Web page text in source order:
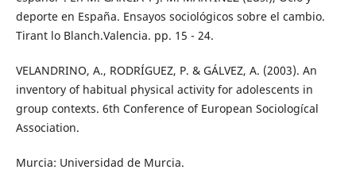
deporte en España. Ensayos sociológicos sobre el cambio.
Tirant lo Blanch.Valencia. pp. 15 - 24.
VELANDRINO, A., RODRÍGUEZ, P. & GÁLVEZ, A. (2003). An
inventory of habitual physical activity for adolescents in
group contexts. 6th Conference of European Sociologícal
Association.
Murcia: Universidad de Murcia.